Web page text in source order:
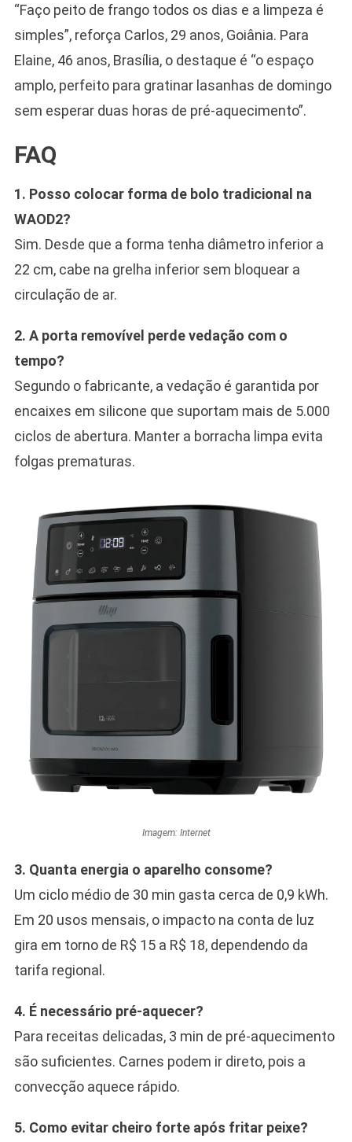
“Faço peito de frango todos os dias e a limpeza é
simples”, reforça Carlos, 29 anos, Goiânia. Para
Elaine, 46 anos, Brasília, o destaque é “o espaço
amplo, perfeito para gratinar lasanhas de domingo
sem esperar duas horas de pré-aquecimento”.
FAQ
1. Posso colocar forma de bolo tradicional na
WAOD2?
Sim. Desde que a forma tenha diâmetro inferior a
22 cm, cabe na grelha inferior sem bloquear a
circulação de ar.
2. A porta removível perde vedação com o
tempo?
Segundo o fabricante, a vedação é garantida por
encaixes em silicone que suportam mais de 5.000
ciclos de abertura. Manter a borracha limpa evita
folgas prematuras.
Imagem: Internet
3. Quanta energia o aparelho consome?
Um ciclo médio de 30 min gasta cerca de 0,9 kWh.
Em 20 usos mensais, o impacto na conta de luz
gira em torno de R$ 15 a R$ 18, dependendo da
tarifa regional.
4. É necessário pré-aquecer?
Para receitas delicadas, 3 min de pré-aquecimento
são suficientes. Carnes podem ir direto, pois a
convecção aquece rápido.
5. Como evitar cheiro forte após fritar peixe?